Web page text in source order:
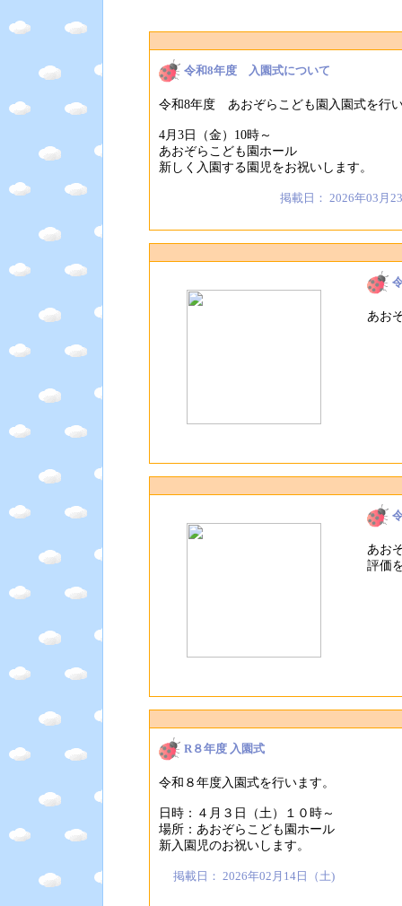
令和8年度 入園式について
令和8年度 あおぞらこども園入園式を行
4月3日（金）10時～
あおぞらこども園ホール
新しく入園する園児をお祝いします。
掲載日： 2026年03月
あお
あお
評価
R８年度 入園式
令和８年度入園式を行います。
日時：４月３日（土）１０時～
場所：あおぞらこども園ホール
新入園児のお祝いします。
掲載日： 2026年02月14日（土)